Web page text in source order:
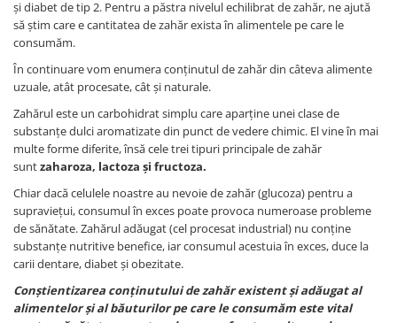
Sistemul osos
Produse naturiste
Detoxifiere
Antiinflamator
Antioxidanti
Antitumorale
Articulatii sanatoase
Cardiovasculare
Digestie
Imunitate
Memorie
Somn usor
Produse sanatate sexuala
Miere Manuka
Mancare sanatoasa
Cereale
Leguminoase
Paine, faina si mixuri
Sosuri
Uleiuri alimentare
Ulei CBD
Unturi alimentare
Sucuri
Produse instant
Lapte
Paste
Protectie antivirala
Sare de baie
Sapunuri
Detergenti Bio
și diabet de tip 2. Pentru a păstra nivelul echilibrat de zahăr, ne ajută
să știm care e cantitatea de zahăr exista în alimentele pe care le
consumăm.
În continuare vom enumera conținutul de zahăr din câteva alimente
uzuale, atât procesate, cât și naturale.
Zahărul este un carbohidrat simplu care aparține unei clase de
substanțe dulci aromatizate din punct de vedere chimic. El vine în mai
multe forme diferite, însă cele trei tipuri principale de zahăr
suntzaharoza, lactoza și fructoza.
Chiar dacă celulele noastre au nevoie de zahăr (glucoza) pentru a
supraviețui, consumul în exces poate provoca numeroase probleme
de sănătate. Zahărul adăugat (cel procesat industrial) nu conține
substanțe nutritive benefice, iar consumul acestuia în exces, duce la
carii dentare, diabet și obezitate.
Conștientizarea conținutului de zahăr existent și adăugat al
alimentelor și al băuturilor pe care le consumăm este vital